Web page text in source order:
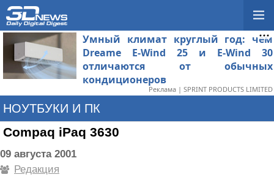
Умный климат круглый год: чем
Dreame E-Wind 25 и E-Wind 30
отличаются от обычных
кондиционеров
Реклама | SPRINT PRODUCTS LIMITED
НОУТБУКИ И ПК
Compaq iPaq 3630
09 августа 2001
Редакция